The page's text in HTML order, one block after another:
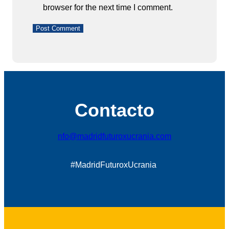
browser for the next time I comment.
Contacto
nfo@madridfuturoxucrania.com
#MadridFuturoxUcrania